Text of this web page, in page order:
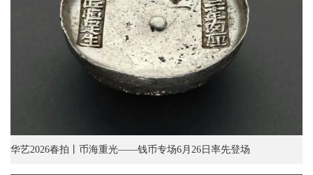
华艺2026春拍丨币海重光——钱币专场6月26日率先登场